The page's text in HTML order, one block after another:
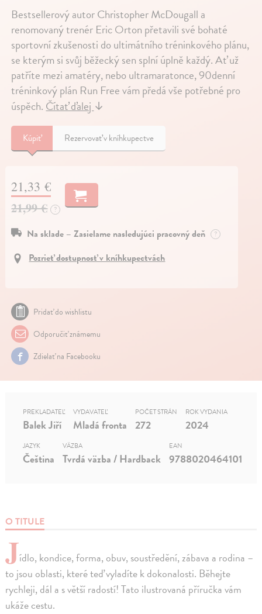
Bestsellerový autor Christopher McDougall a
renomovaný trenér Eric Orton přetavili své bohaté
sportovní zkušenosti do ultimátního tréninkového plánu,
se kterým si svůj běžecký sen splní úplně každý. Ať už
patříte mezi amatéry, nebo ultramaratonce, 90denní
tréninkový plán Run Free vám předá vše potřebné pro
úspěch.Čítať ďalej↓
Kúpiť Rezervovať v kníhkupectve
21,33 €
21,99 € ?
Na sklade – Zasielame nasledujúci pracovný deň ?
Pozrieť dostupnosť v kníhkupectvách
Pridať do wishlistu
Odporučiť známemu
Zdielať na Facebooku
O TITULE
Jídlo, kondice, forma, obuv, soustředění, zábava a rodina –
to jsou oblasti, které teď vyladíte k dokonalosti. Běhejte
rychleji, dál a s větší radostí! Tato ilustrovaná příručka vám
ukáže cestu.
PREKLADATEĽ
Balek Jiří
VYDAVATEĽ
Mladá fronta
POČET STRÁN
272
ROK VYDANIA
2024
JAZYK
Čeština
VÄZBA
Tvrdá väzba / Hardback
EAN
9788020464101